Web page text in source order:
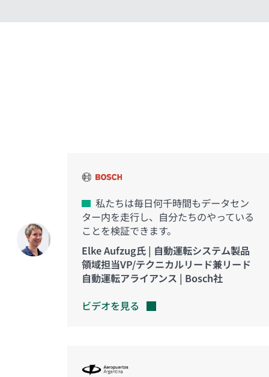
私たちは毎日何千時間もデータセン
ター内を走行し、自分たちのやっている
ことを検証できます。
Elke Aufzug氏 | 自動運転システム製品
領域担当VP/テクニカルリード兼リード
自動運転アライアンス | Bosch社
ビデオを見る